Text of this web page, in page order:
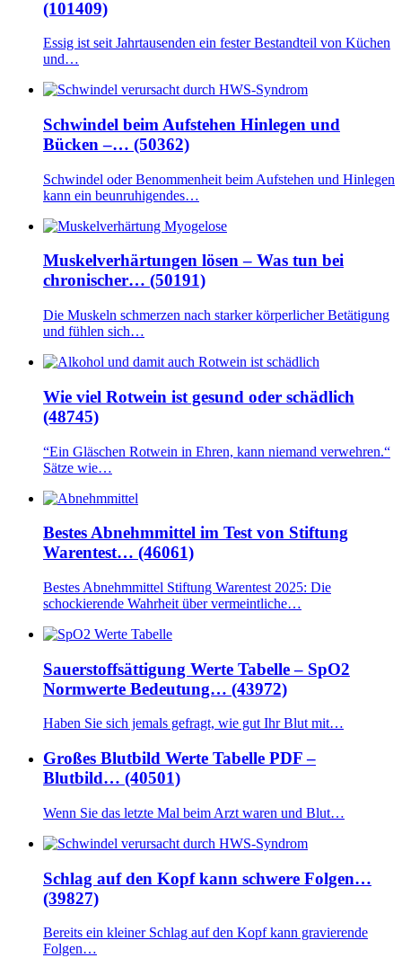
(101409)
Essig ist seit Jahrtausenden ein fester Bestandteil von Küchen
und…
Schwindel beim Aufstehen Hinlegen und
Bücken –… (50362)
Schwindel oder Benommenheit beim Aufstehen und Hinlegen
kann ein beunruhigendes…
Muskelverhärtungen lösen – Was tun bei
chronischer… (50191)
Die Muskeln schmerzen nach starker körperlicher Betätigung
und fühlen sich…
Wie viel Rotwein ist gesund oder schädlich
(48745)
“Ein Gläschen Rotwein in Ehren, kann niemand verwehren.“
Sätze wie…
Bestes Abnehmmittel im Test von Stiftung
Warentest… (46061)
Bestes Abnehmmittel Stiftung Warentest 2025: Die
schockierende Wahrheit über vermeintliche…
Sauerstoffsättigung Werte Tabelle – SpO2
Normwerte Bedeutung… (43972)
Haben Sie sich jemals gefragt, wie gut Ihr Blut mit…
Großes Blutbild Werte Tabelle PDF –
Blutbild… (40501)
Wenn Sie das letzte Mal beim Arzt waren und Blut…
Schlag auf den Kopf kann schwere Folgen…
(39827)
Bereits ein kleiner Schlag auf den Kopf kann gravierende
Folgen…